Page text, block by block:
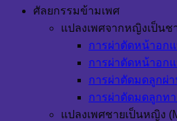
ศัลยกรรมข้ามเพศ
แปลงเพศจากหญิงเป็นช
การผ่าตัดหน้าอก
การผ่าตัดหน้าอก
การผ่าตัดมดลูกผ่
การผ่าตัดมดลูกท
แปลงเพศชายเป็นหญิง